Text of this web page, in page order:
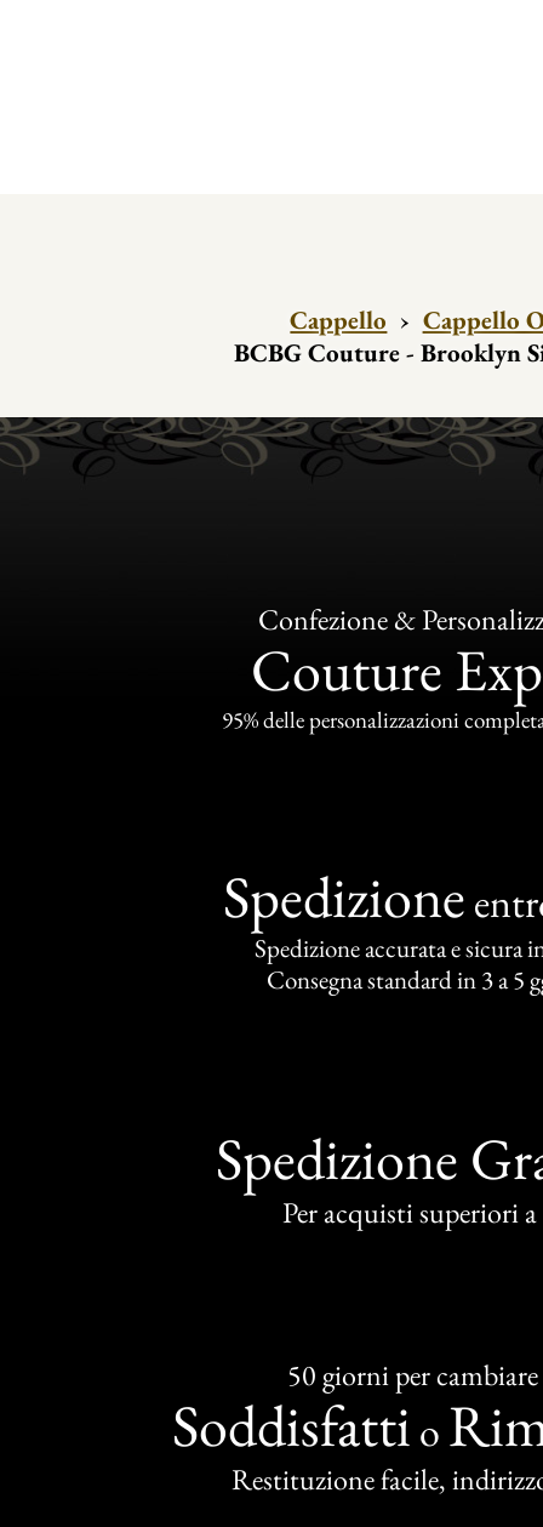
Cappello › Cappello
BCBG Couture - Brooklyn
Confezione &
Couture
95% delle personalizzazioni
Spedizione
Spedizione accurata e sicura
Consegna standard in 3 a 5
Spedizione
Per acquisti superiori
50 giorni per cambiare
Soddisfatti o
Restituzione facile,